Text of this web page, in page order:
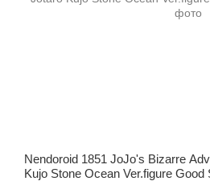
Nendoroid 1851 JoJo's Bizarre
Kujo Stone Ocean Ver.figure Good